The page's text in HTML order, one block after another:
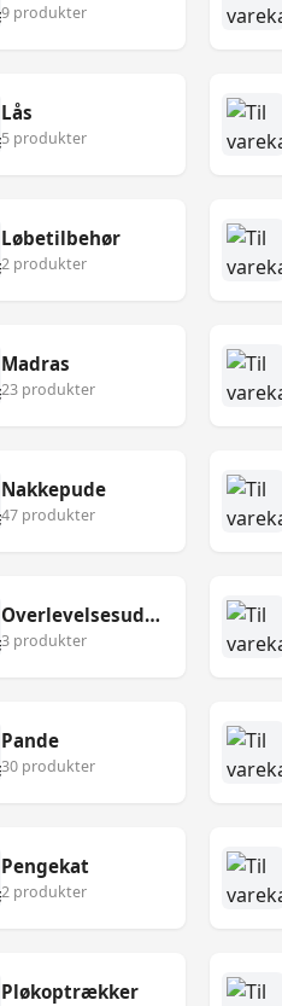
9 produkter
Lås
5 produkter
Løbetilbehør
2 produkter
Madras
23 produkter
Nakkepude
47 produkter
Overlevelsesudstyr
3 produkter
Pande
30 produkter
Pengekat
2 produkter
Pløkoptrækker